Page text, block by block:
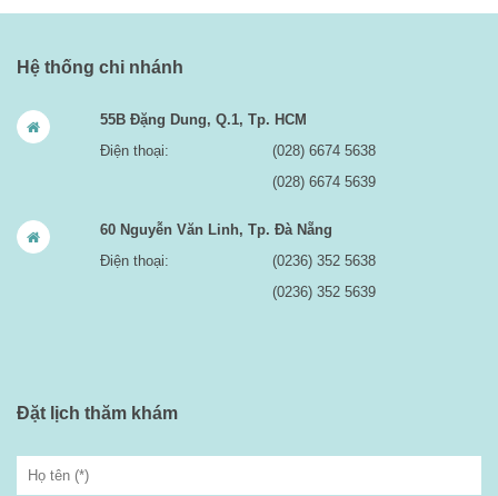
Hệ thống chi nhánh
55B Đặng Dung, Q.1, Tp. HCM
Điện thoại:
(028) 6674 5638
(028) 6674 5639
60 Nguyễn Văn Linh, Tp. Đà Nẵng
Điện thoại:
(0236) 352 5638
(0236) 352 5639
Đặt lịch thăm khám